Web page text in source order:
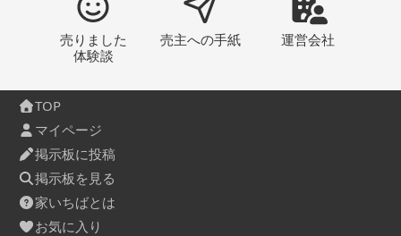
売りました
体験談
売主への手紙 運営会社
TOP
マイページ
掲示板に投稿
掲示板を見る
家いちばとは
お気に入り